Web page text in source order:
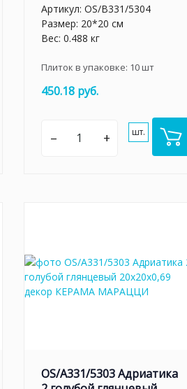
Артикул: OS/B331/5304
Размер: 20*20 см
Вес: 0.488 кг
Плиток в упаковке: 10шт
450.18 руб.
– + шт.
OS/A331/5303 Адриатика